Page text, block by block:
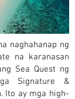
naghahanap ng
na karanasan
Sea Quest ng
Signature &
Ito ay mga high-